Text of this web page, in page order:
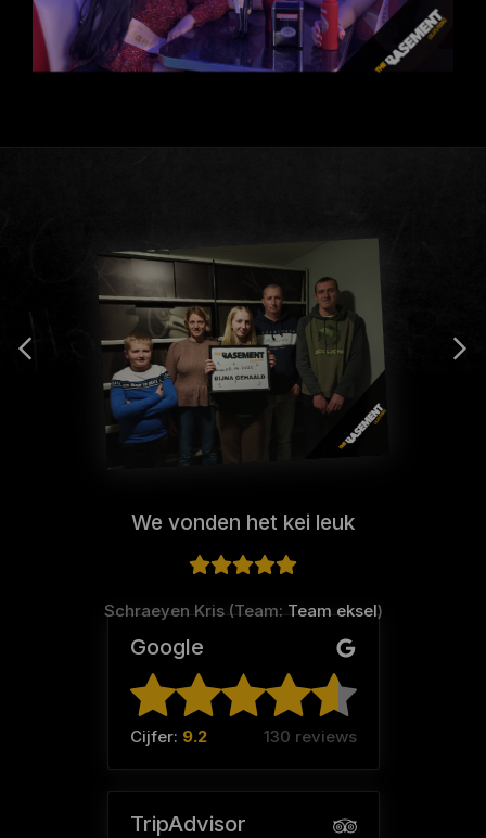
We vonden het kei leuk
Schraeyen Kris (Team: Team eksel)
Google
Cijfer: 9.2 130 reviews
TripAdvisor